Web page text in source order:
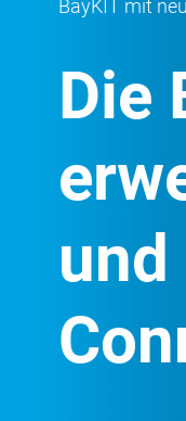
BayKIT mit
Die
und